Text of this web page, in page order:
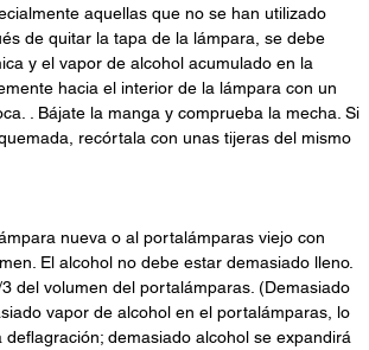
aquellas que no se han utilizado
de quitar la tapa de la lámpara, se debe
y el vapor de alcohol acumulado en la
hacia el interior de la lámpara con un
. Bájate la manga y comprueba la mecha. Si
recórtala con unas tijeras del mismo
nueva o al portalámparas viejo con
El alcohol no debe estar demasiado lleno.
del volumen del portalámparas. (Demasiado
vapor de alcohol en el portalámparas, lo
demasiado alcohol se expandirá